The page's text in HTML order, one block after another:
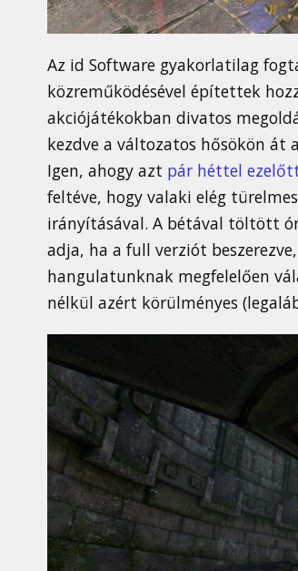
Az id Software gyakorlatilag
közreműködésével építettek
akciójátékokban divatos
kezdve a változatos hősökön át
Igen, ahogy azt pár héttel
feltéve, hogy valaki elég
irányításával. A bétával töltött
adja, ha a full verziót
hangulatunknak megfelelően
nélkül azért körülményes